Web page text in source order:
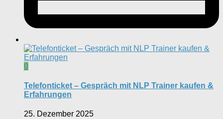
0
Telefonticket – Gespräch mit NLP Trainer kaufen &
Erfahrungen
25. Dezember 2025